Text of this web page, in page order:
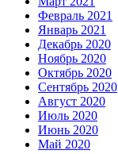
Февраль 2021
Январь 2021
Декабрь 2020
Ноябрь 2020
Октябрь 2020
Сентябрь 2020
Август 2020
Июль 2020
Июнь 2020
Май 2020